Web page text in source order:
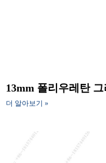
13mm 폴리우레탄
더 알아보기 »